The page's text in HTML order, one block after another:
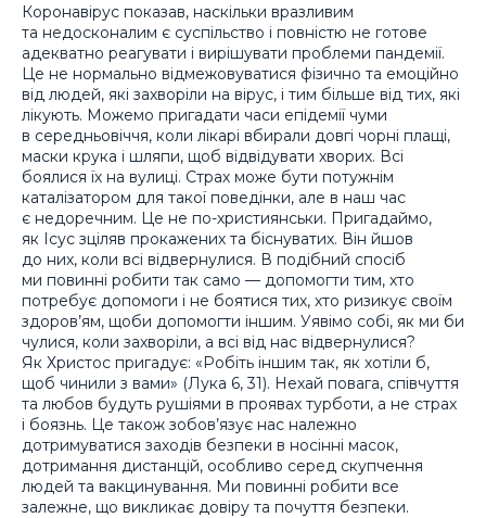
Коронавірус показав, наскільки вразливим
та недосконалим є суспільство і повністю не готове
адекватно реагувати і вирішувати проблеми пандемії.
Це не нормально відмежовуватися фізично та емоційно
від людей, які захворіли на вірус, і тим більше від тих, які
лікують. Можемо пригадати часи епідемії чуми
в середньовіччя, коли лікарі вбирали довгі чорні плащі,
маски крука і шляпи, щоб відвідувати хворих. Всі
боялися їх на вулиці. Страх може бути потужнім
каталізатором для такої поведінки, але в наш час
є недоречним. Це не по-християнськи. Пригадаймо,
як Ісус зціляв прокажених та біснуватих. Він йшов
до них, коли всі відвернулися. В подібний спосіб
ми повинні робити так само — допомогти тим, хто
потребує допомоги і не боятися тих, хто ризикує своїм
здоров’ям, щоби допомогти іншим. Уявімо собі, як ми би
чулися, коли захворіли, а всі від нас відвернулися?
Як Христос пригадує: «Робіть іншим так, як хотіли б,
щоб чинили з вами» (Лука 6, 31). Нехай повага, співчуття
та любов будуть рушіями в проявах турботи, а не страх
і боязнь. Це також зобов’язує нас належно
дотримуватися заходів безпеки в носінні масок,
дотримання дистанцій, особливо серед скупчення
людей та вакцинування. Ми повинні робити все
залежне, що викликає довіру та почуття безпеки.